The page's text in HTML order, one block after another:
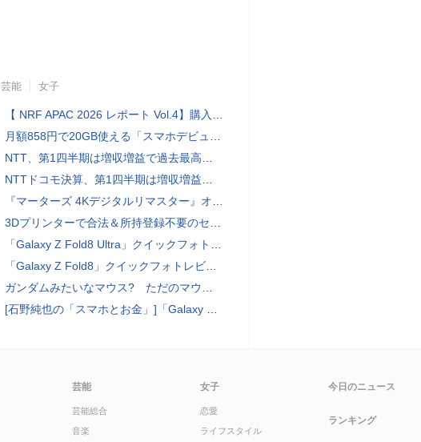
芸能 女子
【 NRF APAC 2026 レポート Vol.4】購入の瞬間に眠る価値 Transaction Momentとリテールの次の成長戦略
月額858円で20GB使える「スマホデビュープラン U15」ドコモが提供、ahamoも割引になる親子割も
NTT、第1四半期は増収増益で過去最高 IOWNや分散GPUの取り組みを説明
NTTドコモ決算、第1四半期は増収増益 通信収入に底打ちの兆し、金融・AIを強化
『マーターズ 4Kデジタルリマスター』オールナイト上映、鬼畜な併映作品が決定 全部観たら“生還証”をプレゼント［ホラー通信］
3Dプリンターで合法＆所持登録不要のセミオートマチック銃を自作、発砲試験にも成功した猛者が登場
「Galaxy Z Fold8 Ultra」クイックフォトレビュー
「Galaxy Z Fold8」クイックフォトレビュー
ガンダムみたいなマウス? ただのマウスとは違うのだよ1944通りの形状に変更できる驚異のマウス
[石野純也の「スマホとお金」]「Galaxy Z Fold7／Flip7」発表、注目したいソフトバンクの価格攻勢
芸能
芸能総合
音楽
女子
恋愛
ライフスタイル
今日のニュース
ランキング